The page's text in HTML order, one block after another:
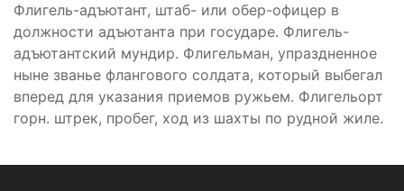
Флигель-адъютант, штаб- или обер-офицер в
должности адъютанта при государе. Флигель-
адъютантский мундир. Флигельман, упраздненное
ныне званье флангового солдата, который выбегал
вперед для указания приемов ружьем. Флигельорт
горн. штрек, пробег, ход из шахты по рудной жиле.